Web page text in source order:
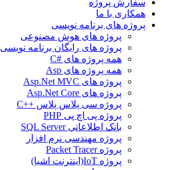
همکاری با ما
پروژه های برنامه نویسی
پروژه های هوش مصنوعی
پروژه های رایگان برنامه نویسی
همه پروژه های #C
همه پروژه های Asp
پروژه های Asp.Net MVC
پروژه های Asp.Net Core
پروژه سی پلاس پلاس ++C
پروژه پی اچ پی PHP
بانک اطلاعاتی SQL Server
پروژه مهندسی نرم افزار
پروژه Packet Tracer
پروژه IoT(اینترنت اشیا)